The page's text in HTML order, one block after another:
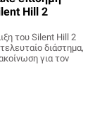
Hill 2
του Silent Hill 2
διάστημα,
για τον